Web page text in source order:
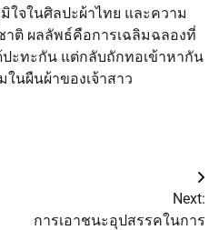
จในศิลปะผ้าไทย และความ
าติ ผลลัพธ์คือการเฉลิมฉลองที่
ปะทะกัน แต่กลับถักทอเข้าหากัน
นผืนผ้าของเจ้าสาว
Next:
การเอาชนะอุปสรรคในการ